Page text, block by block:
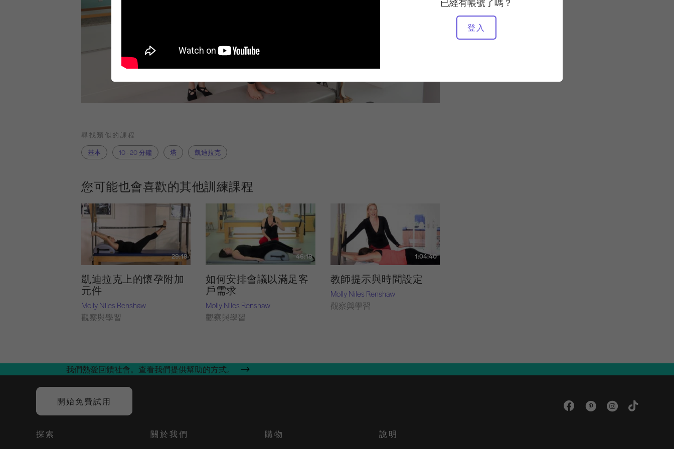
已經有帳號了嗎？
登入
所需設備
尋找類似的課程
基本
10 - 20 分鐘 塔 凱迪拉克
您可能也會喜歡的其他訓練課程
29:18
凱迪拉克上的懷孕附加
元件
Molly Niles Renshaw
觀察與學習
46:18
如何安排會議以滿足客
戶需求
Molly Niles Renshaw
觀察與學習
1:04:40
教師提示與時間設定
Molly Niles Renshaw
觀察與學習
我們熱愛回饋社會。查看我們提供幫助的方式。
開始免費試用
探索 關於我們 購物 說明